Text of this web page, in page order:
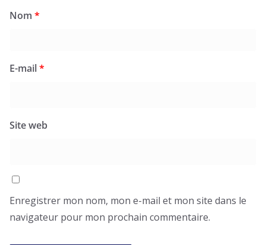
Nom *
E-mail*
Site web
Enregistrer mon nom, mon e-mail et mon site dans le
navigateur pour mon prochain commentaire.